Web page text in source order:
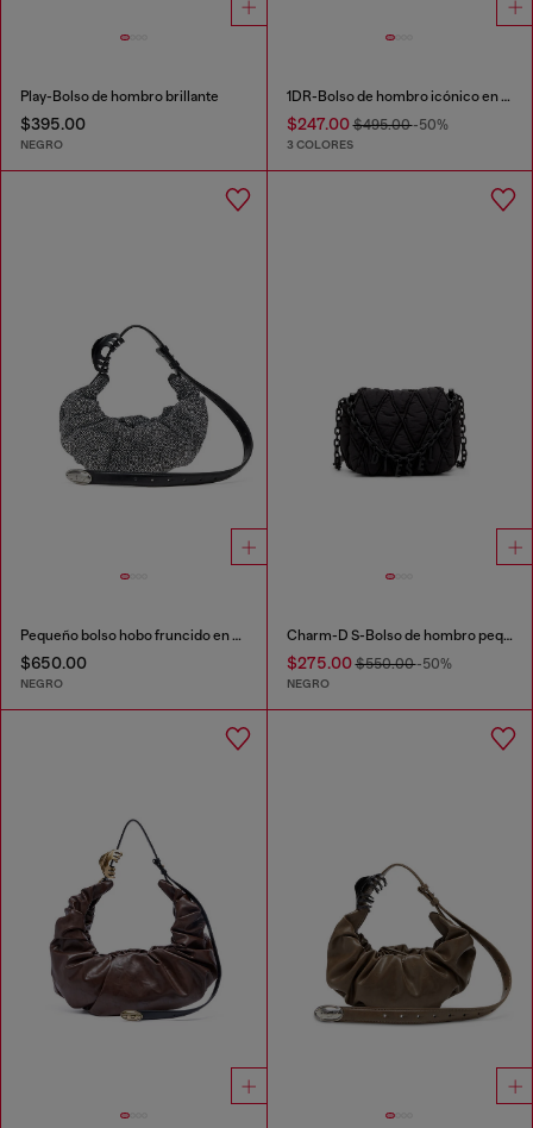
Play-Bolso de hombro brillante
$395.00
NEGRO
1DR-Bolso de hombro icónico en TPU transparente
$247.00$495.00-50%
3 COLORES
Pequeño bolso hobo fruncido en denim con cristales
$650.00
NEGRO
Charm-D S-Bolso de hombro pequeño de nailon acolchado
$275.00$550.00-50%
NEGRO